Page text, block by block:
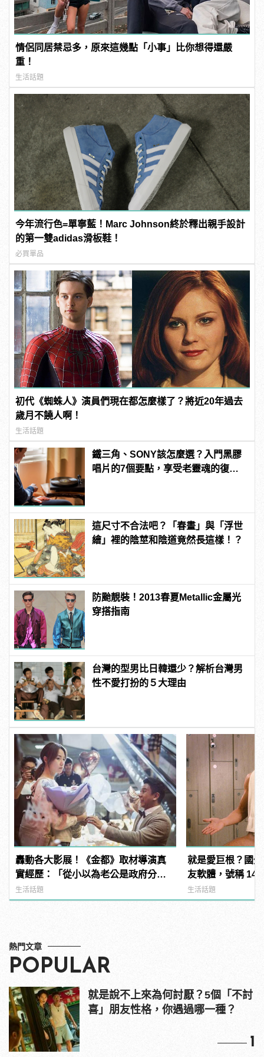
情侶同居禁忌多，原來這幾點「小事」比你想得還嚴
重！
生活話題
今年流行色=單寧藍！Marc Johnson終於釋出親手設計
的第一雙adidas滑板鞋！
必買單品
初代《蜘蛛人》演員們現在都怎麼樣了？將近20年過去
歲月不饒人啊！
生活話題
鐵三角、SONY該怎麼選？入門黑膠
唱片的7個要點，享受老靈魂的復古
這尺寸不合法吧？「春畫」與「浮世
繪」裡的陰莖和陰道竟然長這樣！？
防颱靚裝！2013春夏Metallic金屬光
穿搭指南
台灣的型男比日韓還少？解析台灣男
性不愛打扮的５大理由
轟動各大影展！《金都》取材導演真
實經歷：「從小以為老公是政府分
派」
生活話題
就是愛巨根？國
友軟體，號稱
過？
生活話題
熱門文章
POPULAR
就是說不上來為何討厭？5個「不討
喜」朋友性格，你遇過哪一種？
1